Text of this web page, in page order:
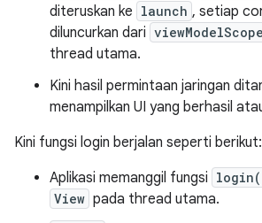
diteruskan ke launch , setiap
diluncurkan dari viewModelScope
thread utama.
Kini hasil permintaan jaringan
menampilkan UI yang berhasil
Kini fungsi login berjalan seperti berikut:
Aplikasi memanggil fungsi
View pada thread utama.